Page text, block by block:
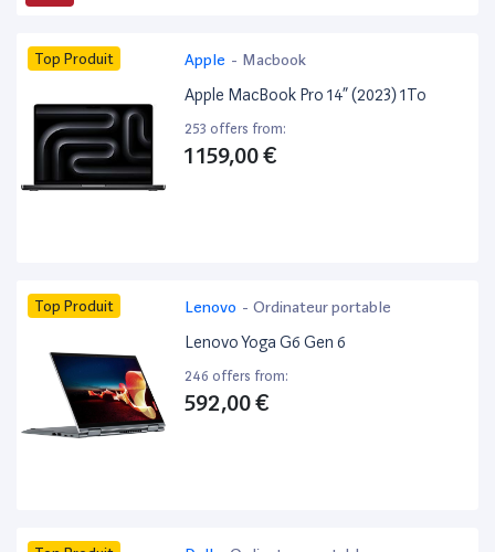
Top Produit Apple - Macbook
Apple MacBook Pro 14” (2023) 1To
253 offers from:
1 159,00 €
Top Produit Lenovo - Ordinateur portable
Lenovo Yoga G6 Gen 6
246 offers from:
592,00 €